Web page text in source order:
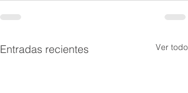
Entradas recientes Ver todo